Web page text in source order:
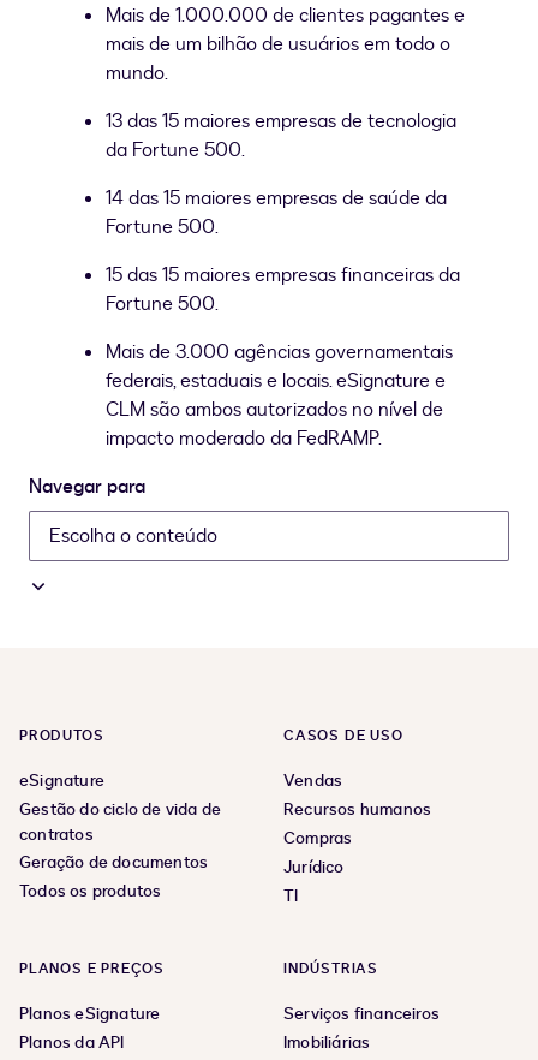
Mais de 1.000.000 de clientes pagantes e
mais de um bilhão de usuários em todo o
mundo.
13 das 15 maiores empresas de tecnologia
da Fortune 500.
14 das 15 maiores empresas de saúde da
Fortune 500.
15 das 15 maiores empresas financeiras da
Fortune 500.
Mais de 3.000 agências governamentais
federais, estaduais e locais. eSignature e
CLM são ambos autorizados no nível de
impacto moderado da FedRAMP.
Navegar para
PRODUTOS
eSignature
Gestão do ciclo de vida de
contratos
Geração de documentos
Todos os produtos
CASOS DE USO
Vendas
Recursos humanos
Compras
Jurídico
TI
PLANOS E PREÇOS
Planos eSignature
Planos da API
INDÚSTRIAS
Serviços financeiros
Imobiliárias